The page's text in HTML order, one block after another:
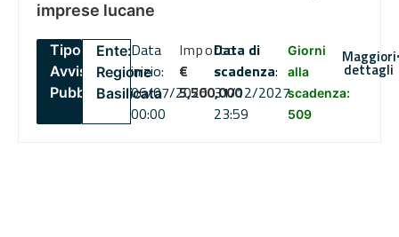
imprese lucane
Tipo:
Avviso
Pubblico
Ente:
Regione
Basilicata
Data
inizio:
06/07/2026
00:00
Importo
€
5,500,000
Data di
scadenza:
31/12/2027
23:59
Giorni
alla
scadenza:
509
Maggiori
dettagli